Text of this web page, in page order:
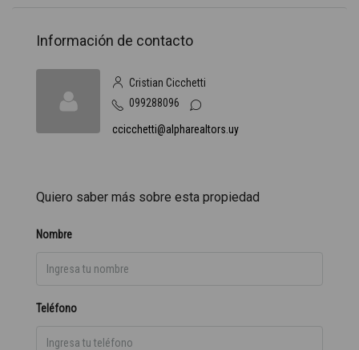
Información de contacto
Cristian Cicchetti
099288096
ccicchetti@alpharealtors.uy
Quiero saber más sobre esta propiedad
Nombre
Teléfono